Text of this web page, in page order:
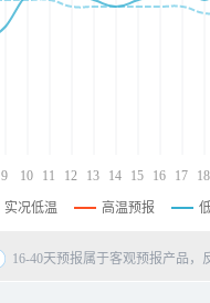
9 10 11 12 13 14 15 16 17 18
实况低温 高温预报
16-40天预报属于客观预报产品